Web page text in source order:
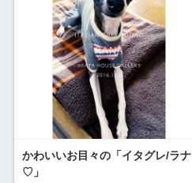
かわいいお目々の「イタグレ/ラナ
♡」